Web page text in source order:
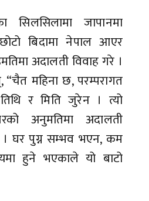
सिलसिलामा जापानमा
बिदामा नेपाल आएर
अदालती विवाह गरे ।
महिना छ, परम्परागत
र मिति जुरेन । त्यो
अनुमतिमा अदालती
। घर पुग्न सम्भव भएन, कम
हुने भएकाले यो बाटो